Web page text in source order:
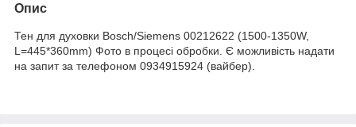
Опис
Тен для духовки Bosch/Siemens 00212622 (1500-1350W,
L=445*360mm) Фото в процесі обробки. Є можливість надати
на запит за телефоном 0934915924 (вайбер).